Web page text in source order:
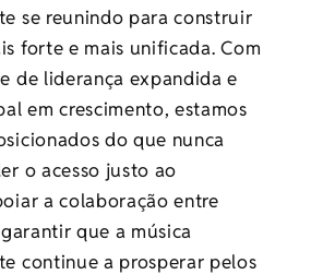
se reunindo para construir
forte e mais unificada. Com
de liderança expandida e
em crescimento, estamos
do que nunca
o acesso justo ao
a colaboração entre
que a música
continue a prosperar pelos